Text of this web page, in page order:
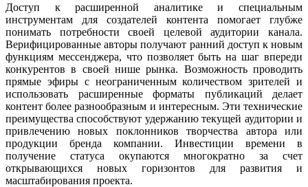
Доступ к расширенной аналитике и специальным
инструментам для создателей контента помогает глубже
понимать потребности своей целевой аудитории канала.
Верифицированные авторы получают ранний доступ к новым
функциям мессенджера, что позволяет быть на шаг впереди
конкурентов в своей нише рынка. Возможность проводить
прямые эфиры с неограниченным количеством зрителей и
использовать расширенные форматы публикаций делает
контент более разнообразным и интересным. Эти технические
преимущества способствуют удержанию текущей аудитории и
привлечению новых поклонников творчества автора или
продукции бренда компании. Инвестиции времени в
получение статуса окупаются многократно за счет
открывающихся новых горизонтов для развития и
масштабирования проекта.